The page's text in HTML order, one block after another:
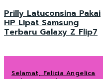
Prilly Latuconsina Pakai
HP Lipat Samsung
Terbaru Galaxy Z Flip7
Selamat, Felicia Angelica